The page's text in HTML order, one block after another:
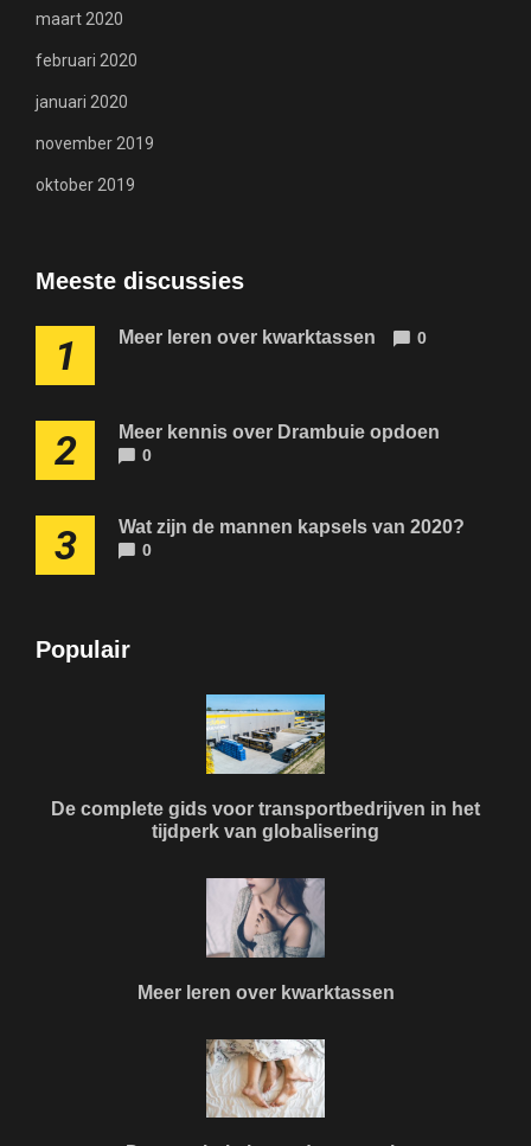
maart 2020
februari 2020
januari 2020
november 2019
oktober 2019
Meeste discussies
1 Meer leren over kwarktassen 0
2 Meer kennis over Drambuie opdoen
0
3 Wat zijn de mannen kapsels van 2020?
0
Populair
De complete gids voor transportbedrijven in het
tijdperk van globalisering
Meer leren over kwarktassen